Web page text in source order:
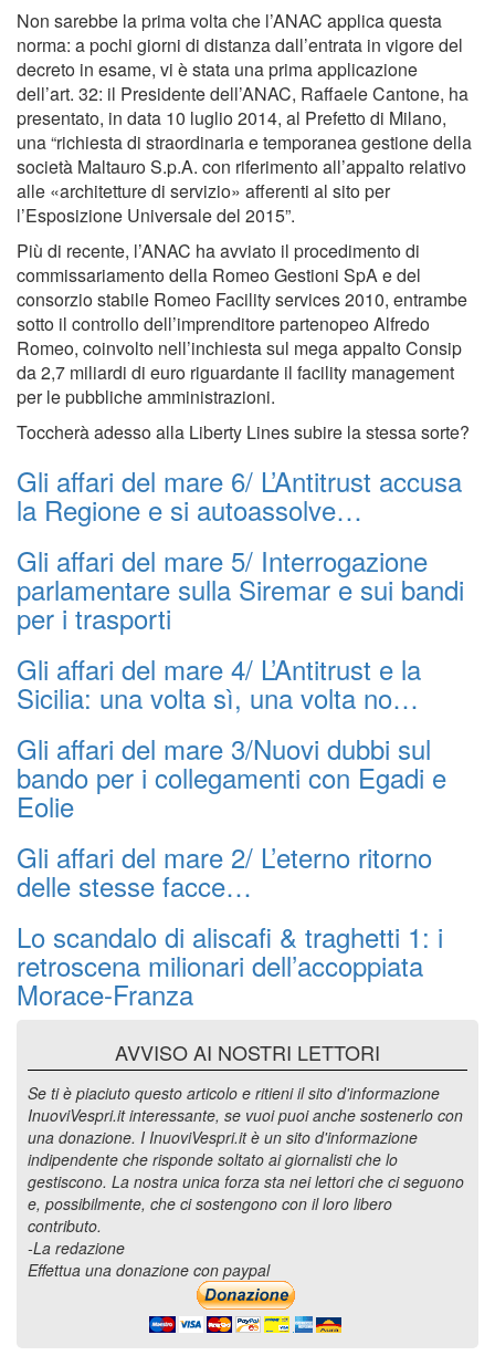
Non sarebbe la prima volta che l’ANAC applica questa
norma: a pochi giorni di distanza dall’entrata in vigore del
decreto in esame, vi è stata una prima applicazione
dell’art. 32: il Presidente dell’ANAC, Raffaele Cantone, ha
presentato, in data 10 luglio 2014, al Prefetto di Milano,
una “richiesta di straordinaria e temporanea gestione della
società Maltauro S.p.A. con riferimento all’appalto relativo
alle «architetture di servizio» afferenti al sito per
l’Esposizione Universale del 2015”.
Più di recente, l’ANAC ha avviato il procedimento di
commissariamento della Romeo Gestioni SpA e del
consorzio stabile Romeo Facility services 2010, entrambe
sotto il controllo dell’imprenditore partenopeo Alfredo
Romeo, coinvolto nell’inchiesta sul mega appalto Consip
da 2,7 miliardi di euro riguardante il facility management
per le pubbliche amministrazioni.
Toccherà adesso alla Liberty Lines subire la stessa sorte?
Gli affari del mare 6/ L’Antitrust accusa
la Regione e si autoassolve…
Gli affari del mare 5/ Interrogazione
parlamentare sulla Siremar e sui bandi
per i trasporti
Gli affari del mare 4/ L’Antitrust e la
Sicilia: una volta sì, una volta no…
Gli affari del mare 3/Nuovi dubbi sul
bando per i collegamenti con Egadi e
Eolie
Gli affari del mare 2/ L’eterno ritorno
delle stesse facce…
Lo scandalo di aliscafi & traghetti 1: i
retroscena milionari dell’accoppiata
Morace-Franza
AVVISO AI NOSTRI LETTORI
Se ti è piaciuto questo articolo e ritieni il sito d'informazione
InuoviVespri.it interessante, se vuoi puoi anche sostenerlo con
una donazione. I InuoviVespri.it è un sito d'informazione
indipendente che risponde soltato ai giornalisti che lo
gestiscono. La nostra unica forza sta nei lettori che ci seguono
e, possibilmente, che ci sostengono con il loro libero
contributo.
-La redazione
Effettua una donazione con paypal